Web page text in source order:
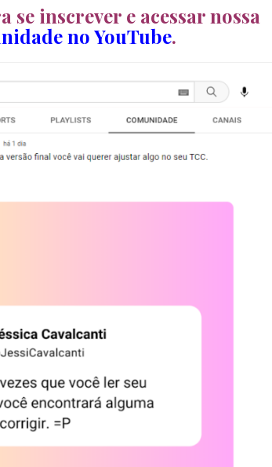
se inscrever e acessar nossa
no YouTube.